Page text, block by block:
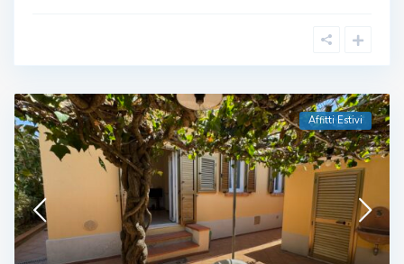
Affitti Estivi